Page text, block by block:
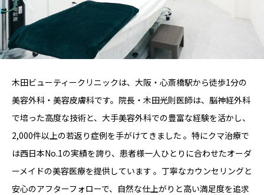
木田ビューティークリニックは、大阪・心斎橋駅から徒歩1分の
美容外科・美容皮膚科です。院長・木田光則医師は、脳神経外科
で培った高度な技術と、大手美容外科での豊富な経験を活かし、
2,000件以上の若返り症例を手がけてきました 。特にクマ治療で
は西日本No.1の実績を誇り、患者様一人ひとりに合わせたオーダ
ーメイドの美容医療を提供しています 。丁寧なカウンセリングと
安心のアフターフォローで、自然な仕上がりと高い満足度を追求